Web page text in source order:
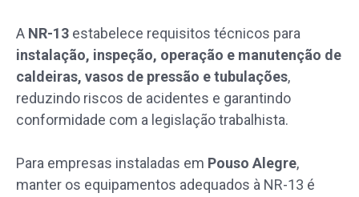
A NR-13 estabelece requisitos técnicos para
instalação, inspeção, operação e manutenção de
caldeiras, vasos de pressão e tubulações,
reduzindo riscos de acidentes e garantindo
conformidade com a legislação trabalhista.
Para empresas instaladas em Pouso Alegre,
manter os equipamentos adequados à NR-13 é